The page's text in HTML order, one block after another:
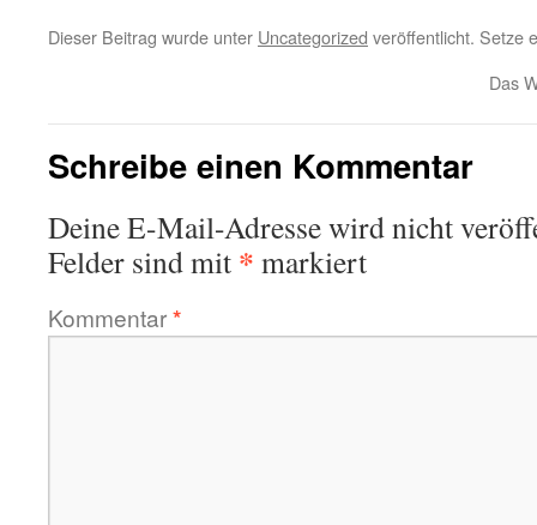
Dieser Beitrag wurde unter Uncategorized veröffentlicht. Setze
Das
Schreibe einen Kommentar
Deine E-Mail-Adresse wird nicht
Felder sind mit * markiert
Kommentar*